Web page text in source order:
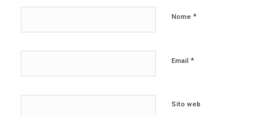
Nome *
Email *
Sito web